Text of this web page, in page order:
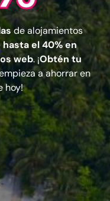
de alojamientos
el 40% en
web. ¡Obtén tu
a ahorrar en
hoy!